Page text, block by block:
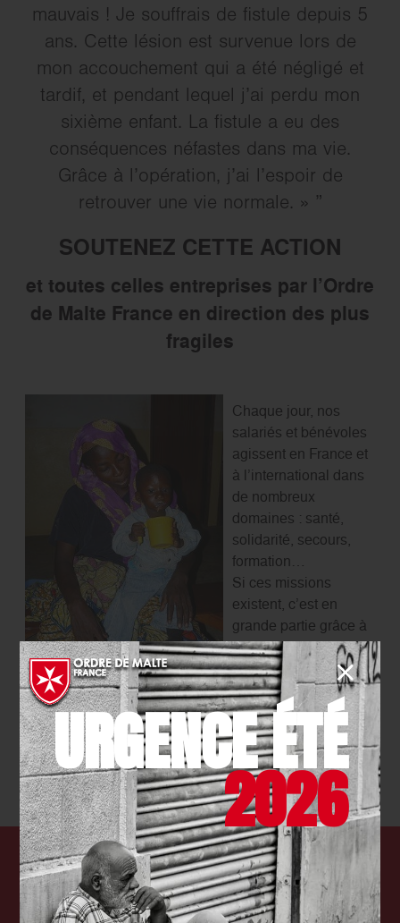
mauvais ! Je souffrais de fistule depuis 5
ans. Cette lésion est survenue lors de
mon accouchement qui a été négligé et
tardif, et pendant lequel j’ai perdu mon
sixième enfant. La fistule a eu des
conséquences néfastes dans ma vie.
Grâce à l’opération, j’ai l’espoir de
retrouver une vie normale. »
SOUTENEZ CETTE ACTION
et toutes celles entreprises par l’Ordre
de Malte France en direction des plus
fragiles
Chaque jour, nos
salariés et bénévoles
agissent en France et
à l’international dans
de nombreux
domaines : santé,
solidarité, secours,
formation…
Si ces missions
existent, c’est en
grande partie grâce à
vous et vos dons.
Votre générosité est
dans chacune de nos actions ! Merci d’avance pour
votre soutien.
JE FAIS UN DON
Chaque jour, nous agissons
auprès des plus fragiles. Aidez-
URGENCE ÉTÉ
2026